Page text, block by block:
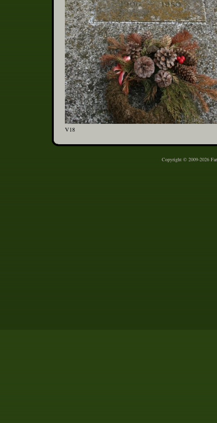
V18
Copyright © 2009-2026